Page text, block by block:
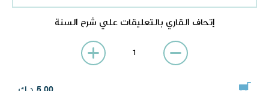
إتحاف القاري بالتعليقات علي شرح السنة